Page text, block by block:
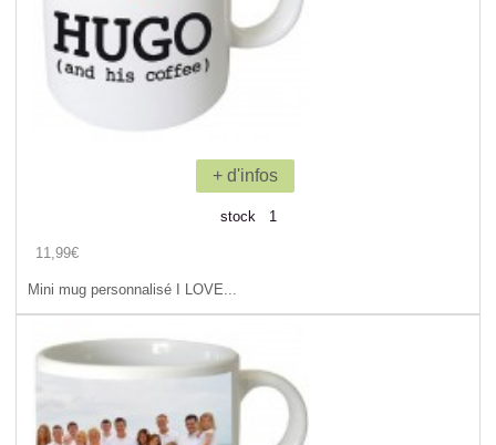
+ d'infos
stock 1
11,99€
Mini mug personnalisé I LOVE...